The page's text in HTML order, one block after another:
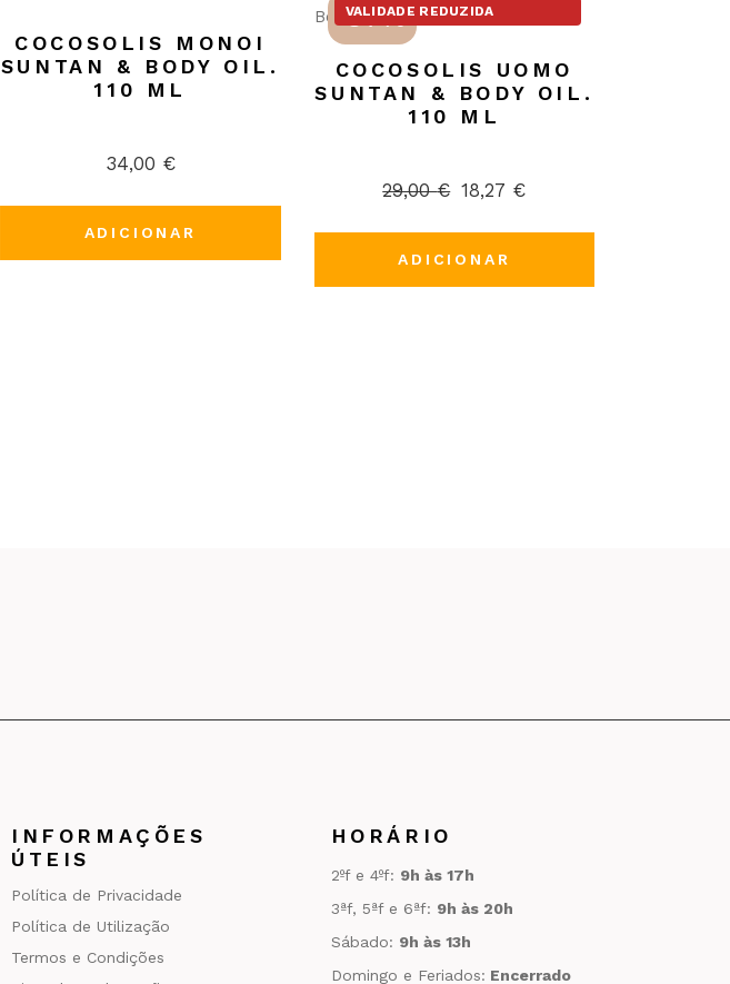
COCOSOLIS MONOI
SUNTAN & BODY OIL.
110 ML
34,00 €
ADICIONAR
VALIDADE REDUZIDA
-37%
COCOSOLIS UOMO
SUNTAN & BODY OIL.
110 ML
29,00€ O
original
era:
18,27 €
O
atual
é:
ADICIONAR
HORÁRIO
2ºf e 4ºf: 9h às 17h
3ªf, 5ªf e 6ªf: 9h às 20h
Sábado: 9h às 13h
Domingo e Feriados: Encerrado
INFORMAÇÕES
ÚTEIS
Política de Privacidade
Política de Utilização
Termos e Condições